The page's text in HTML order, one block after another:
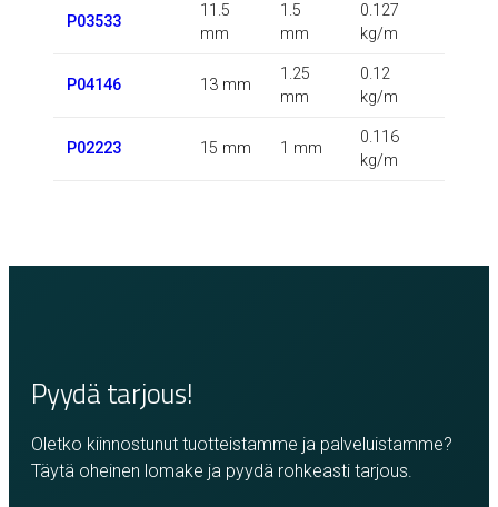
P03533
11.5
mm
1.5
mm
0.127
kg/m
P04146 13 mm
1.25
mm
0.12
kg/m
P02223 15 mm 1 mm
0.116
kg/m
Pyydä tarjous!
Oletko kiinnostunut tuotteistamme ja palveluistamme?
Täytä oheinen lomake ja pyydä rohkeasti tarjous.